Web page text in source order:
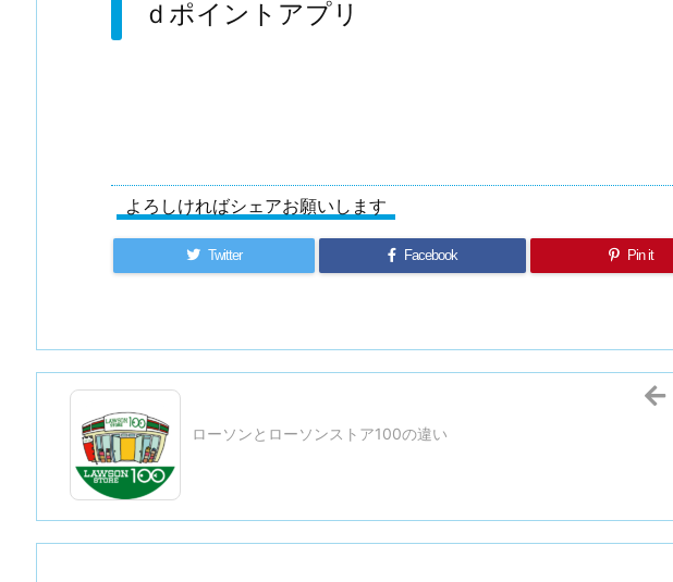
ｄポイントアプリ
よろしければシェアお願いします
Twitter Facebook Pin it
ローソンとローソンストア100の違い